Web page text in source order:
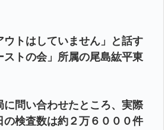
ウトはしていません」と話す
ストの会」所属の尾島紘平東
に問い合わせたところ、実際
の検査数は約２万６０００件